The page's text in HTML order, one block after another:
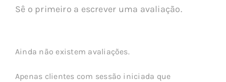
Sê o primeiro a escrever uma avaliação.
Ainda não existem avaliações.
Apenas clientes com sessão iniciada que